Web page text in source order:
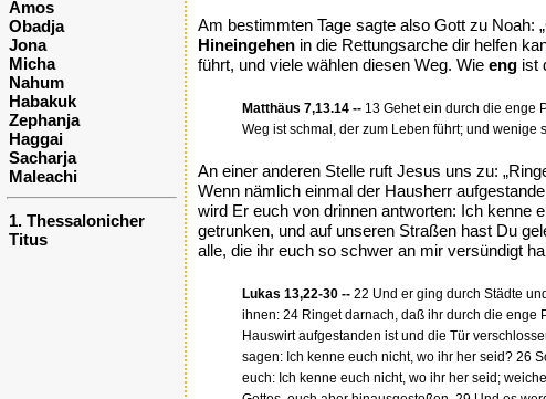
Amos
Obadja
Jona
Micha
Nahum
Habakuk
Zephanja
Haggai
Sacharja
Maleachi
1. Thessalonicher
Titus
Am bestimmten Tage sagte also Gott zu Noah:
Hineingehen in die Rettungsarche dir helfen
führt, und viele wählen diesen Weg. Wie eng ist
Matthäus 7,13.14 -- 13 Gehet ein durch die enge
Weg ist schmal, der zum Leben führt; und wenige
An einer anderen Stelle ruft Jesus uns zu:
Wenn nämlich einmal der Hausherr
wird Er euch von drinnen antworten: Ich kenne
getrunken, und auf unseren Straßen hast Du
alle, die ihr euch so schwer an mir versündigt
Lukas 13,22-30 -- 22 Und er ging durch Städte
ihnen: 24 Ringet darnach, daß ihr durch die enge
Hauswirt aufgestanden ist und die Tür
sagen: Ich kenne euch nicht, wo ihr her seid? 26
euch: Ich kenne euch nicht, wo ihr her seid;